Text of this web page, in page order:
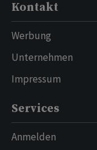
Kontakt
Werbung
Unternehmen
Impressum
Services
Anmelden